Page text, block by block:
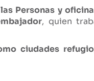
Personas y
, quien
ciudades refugio